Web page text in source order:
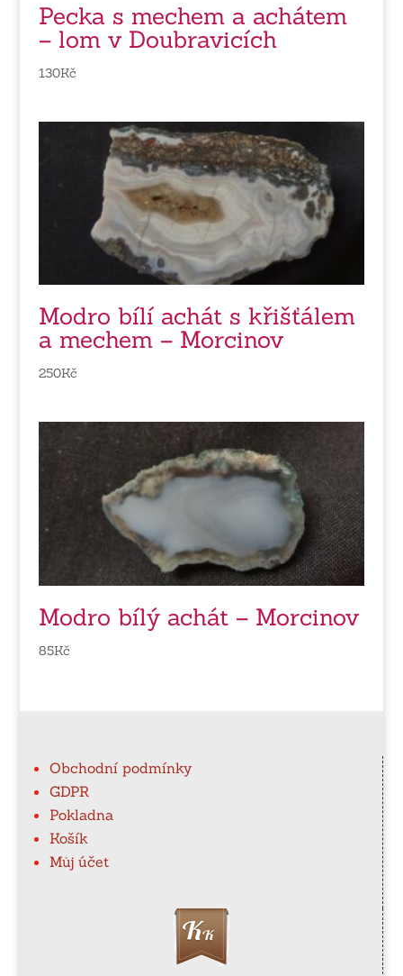
Pecka s mechem a achátem
– lom v Doubravicích
130Kč
Modro bílí achát s křišťálem
a mechem – Morcinov
250Kč
Modro bílý achát – Morcinov
85Kč
Obchodní podmínky
GDPR
Pokladna
Košík
Můj účet